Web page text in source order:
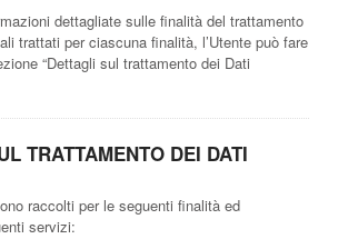
dettagliate sulle finalità del trattamento
trattati per ciascuna finalità, l’Utente può fare
“Dettagli sul trattamento dei Dati
TRATTAMENTO DEI DATI
raccolti per le seguenti finalità ed
servizi: